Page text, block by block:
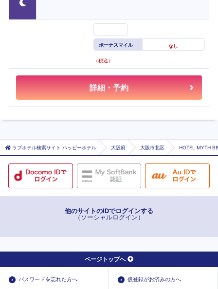
ボーナスマイル なし
（税込）
詳細・予約
ラブホテル検索サイト ハッピーホテル 大阪府 大阪市北区 HOTEL MYTH
他のサイトのIDでログインする
（ソーシャルログイン）
ページトップへ
パスワードを忘れた方へ 仮登録がお済みの方へ